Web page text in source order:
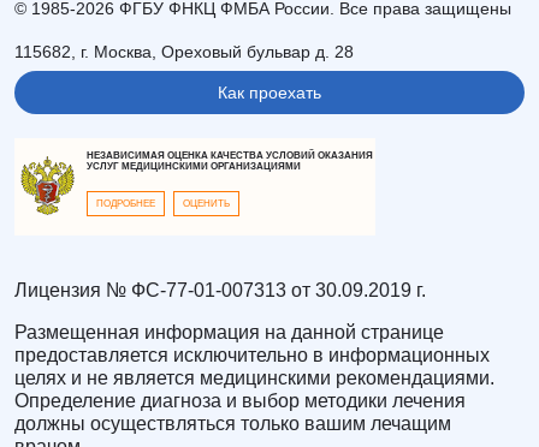
© 1985-2026 ФГБУ ФНКЦ ФМБА России. Все права защищены
115682, г. Москва, Ореховый бульвар д. 28
Как проехать
НЕЗАВИСИМАЯ ОЦЕНКА КАЧЕСТВА УСЛОВИЙ ОКАЗАНИЯ
УСЛУГ МЕДИЦИНСКИМИ ОРГАНИЗАЦИЯМИ
ПОДРОБНЕЕ ОЦЕНИТЬ
Лицензия № ФС-77-01-007313 от 30.09.2019 г.
Размещенная информация на данной странице
предоставляется исключительно в информационных
целях и не является медицинскими рекомендациями.
Определение диагноза и выбор методики лечения
должны осуществляться только вашим лечащим